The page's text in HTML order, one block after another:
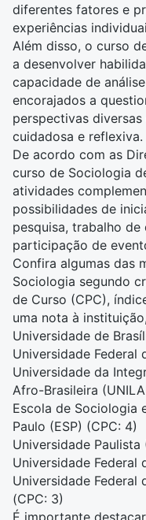
diferentes fatores e
experiências
Além disso, o curso
a desenvolver
capacidade de
encorajados a
perspectivas
cuidadosa e reflexiva.
De acordo com as
curso de Sociologia
atividades
possibilidades de
pesquisa, trabalho
participação de
Confira algumas das
Sociologia segundo
de Curso (CPC),
uma nota à
Universidade de
Universidade Federal
Universidade da
Afro-Brasileira
Escola de Sociologia
Paulo (ESP) (CPC: 4)
Universidade Paulista
Universidade Federal
Universidade Federal
(CPC: 3)
É importante